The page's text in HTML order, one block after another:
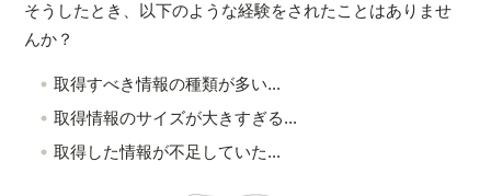
そうしたとき、以下のような経験をされたことはありませ
んか？
取得すべき情報の種類が多い...
取得情報のサイズが大きすぎる...
取得した情報が不足していた...